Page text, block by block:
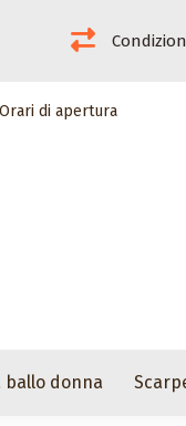
Orari di apertura
ballo donna